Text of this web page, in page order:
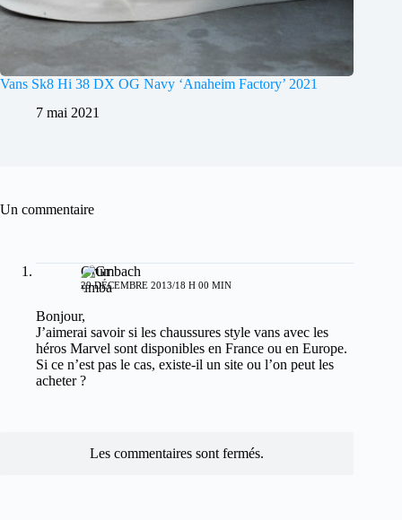
Vans Sk8 Hi 38 DX OG Navy ‘Anaheim Factory’ 2021
7 mai 2021
Un commentaire
Grumbach
29 DÉCEMBRE 2013/18 H 00 MIN
Bonjour,
J’aimerai savoir si les chaussures style vans avec les
héros Marvel sont disponibles en France ou en Europe.
Si ce n’est pas le cas, existe-il un site ou l’on peut les
acheter ?
Les commentaires sont fermés.